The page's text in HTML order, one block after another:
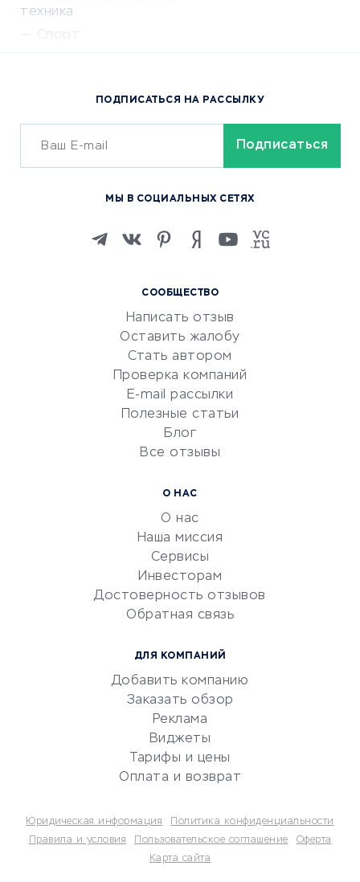
техника
Спорт
Сервисы доставки
ОБУЧЕНИЕ И РАБОТА
Изучение иностранных
Маркетинг и продажи
Репетиторство
Красота и здоровье
Сервисы по поиску работы
Сетевой маркетинг
УСЛУГИ ДЛЯ БИЗНЕСА
документооборот
Юридические компании
Бухгалтерия онлайн
Потребительские кредиты
СООБЩЕСТВО
Написать отзыв
Оставить жалобу
Стать автором
Проверка компаний
E-mail рассылки
Полезные статьи
Блог
Все отзывы
О НАС
О нас
Наша миссия
Сервисы
Инвесторам
Достоверность отзывов
Обратная связь
ДЛЯ КОМПАНИЙ
Добавить компанию
Заказать обзор
Реклама
Виджеты
Тарифы и цены
Оплата и возврат
ПОДПИСАТЬСЯ НА РАССЫЛКУ
МЫ В СОЦИАЛЬНЫХ СЕТЯХ
Юридическая информация
Политика конфиденциальности
Правила и условия
Пользовательское соглашение
Оферта
Карта сайта